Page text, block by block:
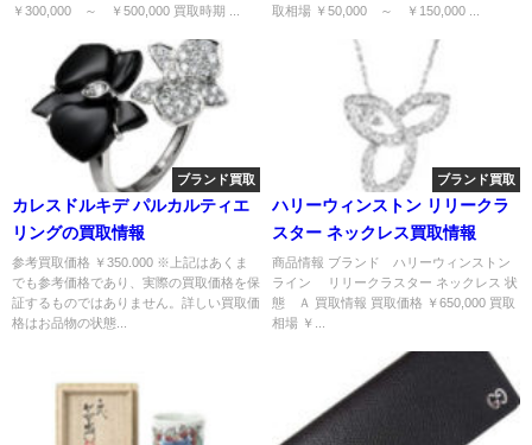
￥300,000 ～ ￥500,000 買取時期 ...
取相場 ￥50,000 ～ ￥150,000 ...
ブランド買取
カレスドルキデ パルカルティエ
リングの買取情報
参考買取価格 ￥350.000 ※上記はあくま
でも参考価格であり、実際の買取価格を保
証するものではありません。詳しい買取価
格はお品物の状態...
ブランド買取
ハリーウィンストン リリークラ
スター ネックレス買取情報
商品情報 ブランド ハリーウィンストン
ライン リリークラスター ネックレス 状
態 Ａ 買取情報 買取価格 ￥650,000 買取
相場 ￥...